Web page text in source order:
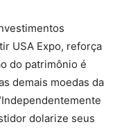
USA Expo, reforça
do patrimônio é
demais moedas da
dolarize seus